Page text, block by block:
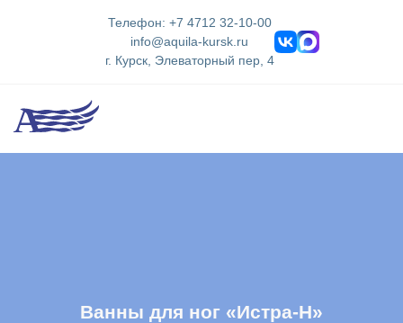
Телефон: +7 4712 32-10-00
info@aquila-kursk.ru
г. Курск, Элеваторный пер, 4
Ванны для ног «Истра-Н»